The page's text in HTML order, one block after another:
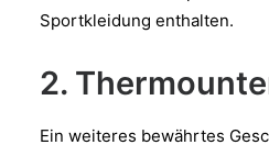
Sportkleidung enthalten.
2.
Ein weiteres bewährtes